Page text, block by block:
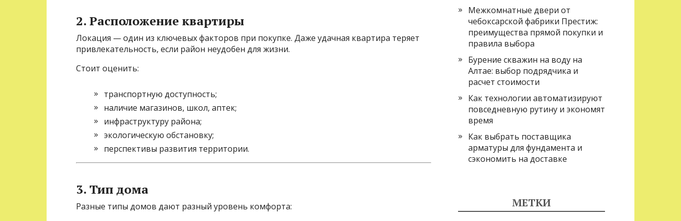
2. Расположение квартиры
Локация — один из ключевых факторов при покупке. Даже удачная квартира теряет
привлекательность, если район неудобен для жизни.
Стоит оценить:
транспортную доступность;
наличие магазинов, школ, аптек;
инфраструктуру района;
экологическую обстановку;
перспективы развития территории.
3. Тип дома
Разные типы домов дают разный уровень комфорта:
Межкомнатные двери от
чебоксарской фабрики Престиж:
преимущества прямой покупки и
правила выбора
Бурение скважин на воду на
Алтае: выбор подрядчика и
расчет стоимости
Как технологии автоматизируют
повседневную рутину и экономят
время
Как выбрать поставщика
арматуры для фундамента и
сэкономить на доставке
МЕТКИ